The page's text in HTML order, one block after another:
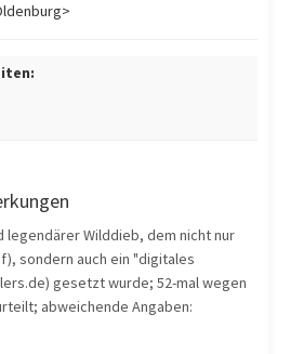
legendärer Wilddieb, dem nicht nur
sondern auch ein "digitales
gesetzt wurde; 52-mal wegen
abweichende Angaben: